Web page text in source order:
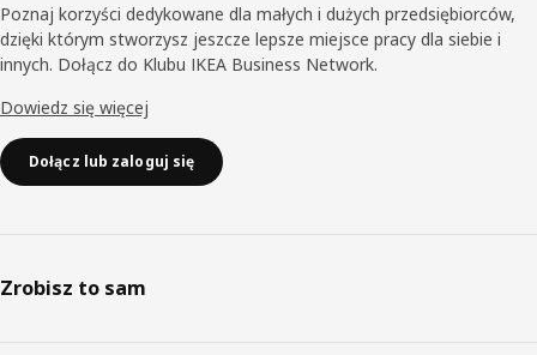
Poznaj korzyści dedykowane dla małych i dużych przedsiębiorców,
dzięki którym stworzysz jeszcze lepsze miejsce pracy dla siebie i
innych. Dołącz do Klubu IKEA Business Network.
Dowiedz się więcej
Dołącz lub zaloguj się
Zrobisz to sam